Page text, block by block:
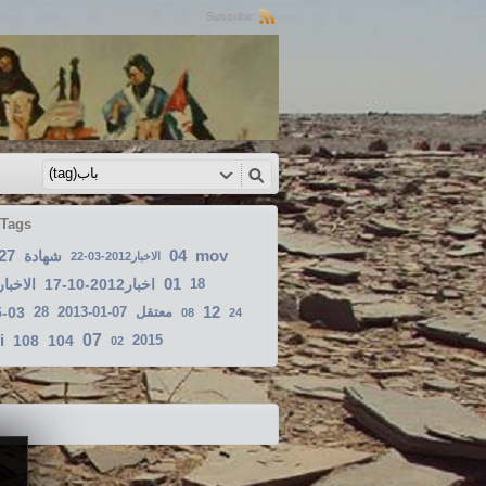
Suscribir:
شهادة الاخبار2012-03-22 04 mov
اخبار2012-10-17 01 18
03 28 2013-01-07 معتقل 08 12 24
108 104 07 02 2015